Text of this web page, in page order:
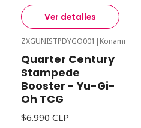
Ver detalles
ZXGUNISTPDYGO001 | Konami
Quarter Century
Stampede
Booster - Yu-Gi-
Oh TCG
$6.990 CLP